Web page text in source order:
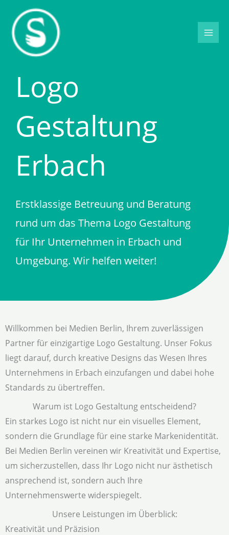
Inhalt
springen
Logo
Gestaltung
Erbach
Erstklassige Betreuung und Beratung
rund um das Thema Logo Gestaltung
für Ihr Unternehmen in Erbach und
Umgebung. Wir helfen weiter!
Willkommen bei Medien Berlin, Ihrem zuverlässigen
Partner für einzigartige Logo Gestaltung. Unser Fokus
liegt darauf, durch kreative Designs das Wesen Ihres
Unternehmens in Erbach einzufangen und dabei hohe
Standards zu übertreffen.
Warum ist Logo Gestaltung entscheidend?
Ein starkes Logo ist nicht nur ein visuelles Element,
sondern die Grundlage für eine starke Markenidentität.
Bei Medien Berlin vereinen wir Kreativität und Expertise,
um sicherzustellen, dass Ihr Logo nicht nur ästhetisch
ansprechend ist, sondern auch Ihre
Unternehmenswerte widerspiegelt.
Unsere Leistungen im Überblick:
Kreativität und Präzision